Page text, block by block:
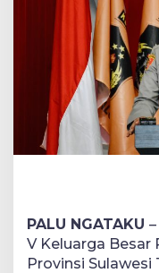
PALU NGATAKU
V Keluarga Besar
Provinsi